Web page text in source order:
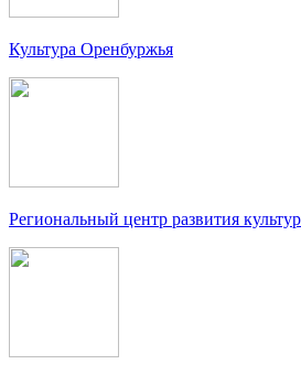
Культура Оренбуржья
Региональный центр развития